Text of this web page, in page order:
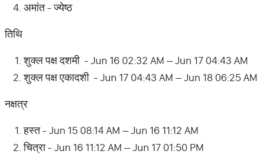
अमांत - ज्येष्ठ
तिथि
शुक्ल पक्ष दशमी - Jun 16 02:32 AM – Jun 17 04:43 AM
शुक्ल पक्ष एकादशी - Jun 17 04:43 AM – Jun 18 06:25 AM
नक्षत्र
हस्त - Jun 15 08:14 AM – Jun 16 11:12 AM
चित्रा - Jun 16 11:12 AM – Jun 17 01:50 PM